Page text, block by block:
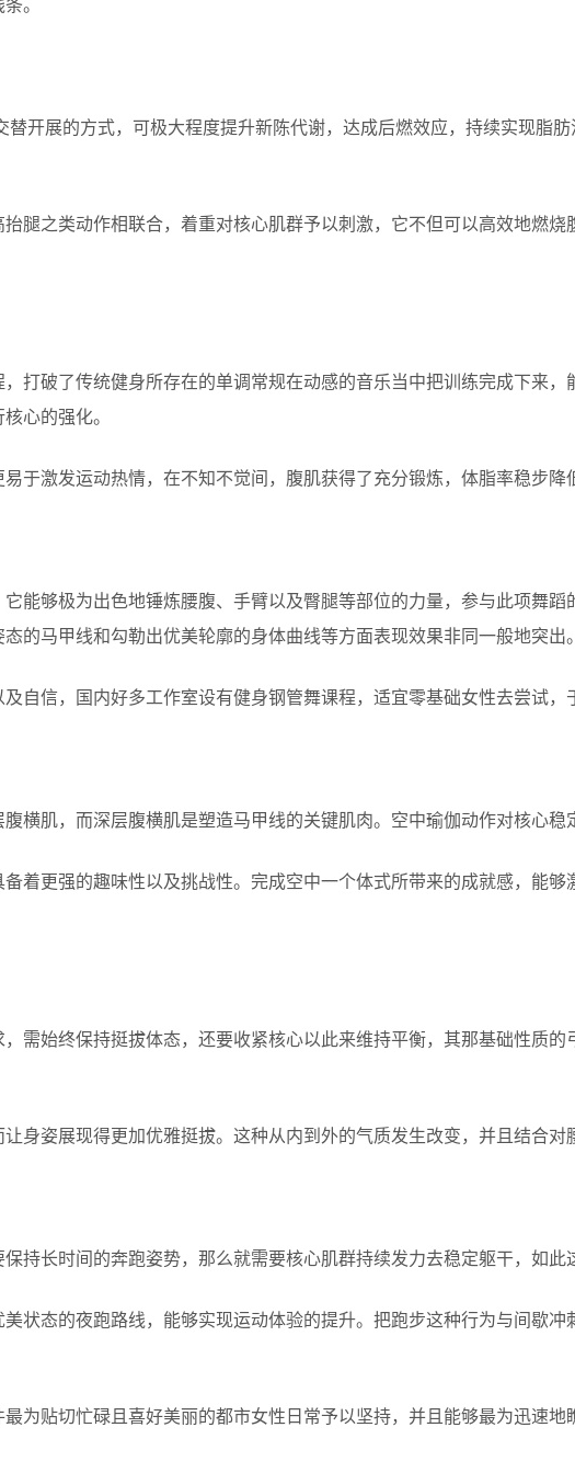
。
开展的方式，可极大程度提升新陈代谢，达成后燃效应，持续实现脂
腿之类动作相联合，着重对核心肌群予以刺激，它不但可以高效地燃
打破了传统健身所存在的单调常规在动感的音乐当中把训练完成下来
心的强化。
于激发运动热情，在不知不觉间，腹肌获得了充分锻炼，体脂率稳步
能够极为出色地锤炼腰腹、手臂以及臀腿等部位的力量，参与此项舞
的马甲线和勾勒出优美轮廓的身体曲线等方面表现效果非同一般地突出
自信，国内好多工作室设有健身钢管舞课程，适宜零基础女性去尝试
横肌，而深层腹横肌是塑造马甲线的关键肌肉。空中瑜伽动作对核心
着更强的趣味性以及挑战性。完成空中一个体式所带来的成就感，能
需始终保持挺拔体态，还要收紧核心以此来维持平衡，其那基础性质
身姿展现得更加优雅挺拔。这种从内到外的气质发生改变，并且结合
持长时间的奔跑姿势，那么就需要核心肌群持续发力去稳定躯干，如
状态的夜跑路线，能够实现运动体验的提升。把跑步这种行为与间歇
为贴切忙碌且喜好美丽的都市女性日常予以坚持，并且能够最为迅速